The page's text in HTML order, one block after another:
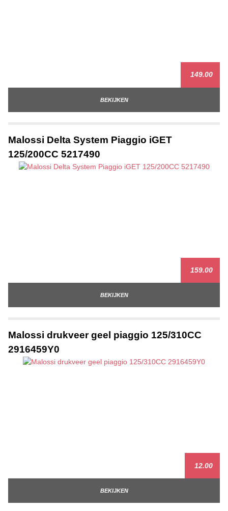
149.00
BEKIJKEN
Malossi Delta System Piaggio iGET
125/200CC 5217490
159.00
BEKIJKEN
Malossi drukveer geel piaggio 125/310CC
2916459Y0
12.00
BEKIJKEN